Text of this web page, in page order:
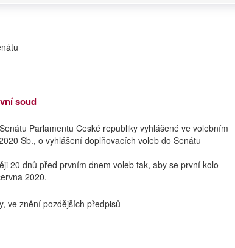
soud
Parlamentu České republiky vyhlášené ve volebním
Sb., o vyhlášení doplňovacích voleb do Senátu
20 dnů před prvním dnem voleb tak, aby se první kolo
2020.
ve znění pozdějších předpisů